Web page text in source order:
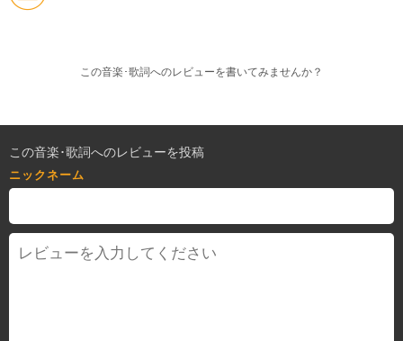
この音楽･歌詞へのレビューを書いてみませんか？
この音楽･歌詞へのレビューを投稿
ニックネーム